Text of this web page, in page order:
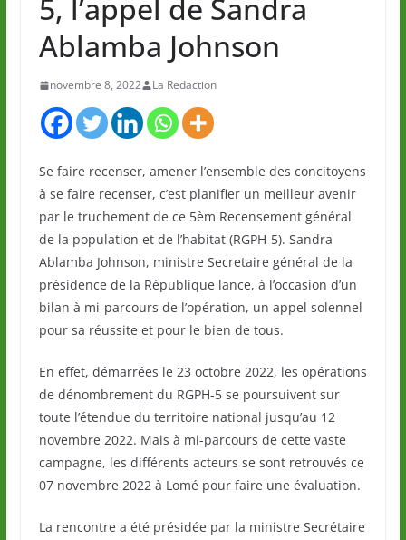
5, l’appel de Sandra
Ablamba Johnson
novembre 8, 2022 La Redaction
Se faire recenser, amener l’ensemble des concitoyens
à se faire recenser, c’est planifier un meilleur avenir
par le truchement de ce 5èm Recensement général
de la population et de l’habitat (RGPH-5). Sandra
Ablamba Johnson, ministre Secretaire général de la
présidence de la République lance, à l’occasion d’un
bilan à mi-parcours de l’opération, un appel solennel
pour sa réussite et pour le bien de tous.
En effet, démarrées le 23 octobre 2022, les opérations
de dénombrement du RGPH-5 se poursuivent sur
toute l’étendue du territoire national jusqu’au 12
novembre 2022. Mais à mi-parcours de cette vaste
campagne, les différents acteurs se sont retrouvés ce
07 novembre 2022 à Lomé pour faire une évaluation.
La rencontre a été présidée par la ministre Secrétaire